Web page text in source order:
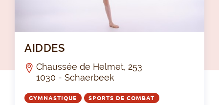
AIDDES
Chaussée de Helmet, 253
1030 - Schaerbeek
GYMNASTIQUE SPORTS DE COMBAT